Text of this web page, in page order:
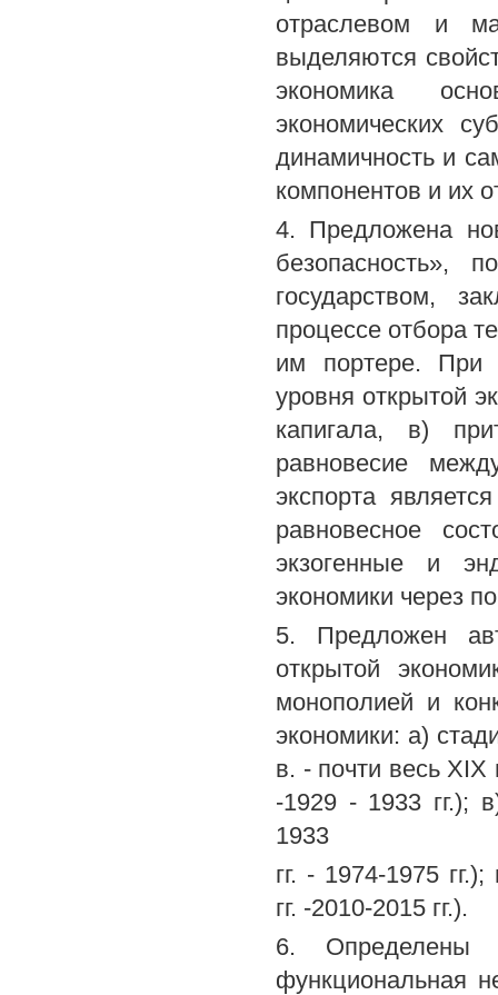
отраслевом и
выделяются
экономика
экономических
динамичность и
компонентов и их
4. Предложена
безопасность»,
государством,
процессе отбора
им портере. При
уровня открытой
капигала, в)
равновесие
экспорта
равновесное
экзогенные и
экономики через
5. Предложен
открытой
монополией и
экономики: а)
в. - почти весь
-1929 - 1933 гг.);
1933
гг. - 1974-1975
гг. -2010-2015 гг.).
6. Определены
функциональная